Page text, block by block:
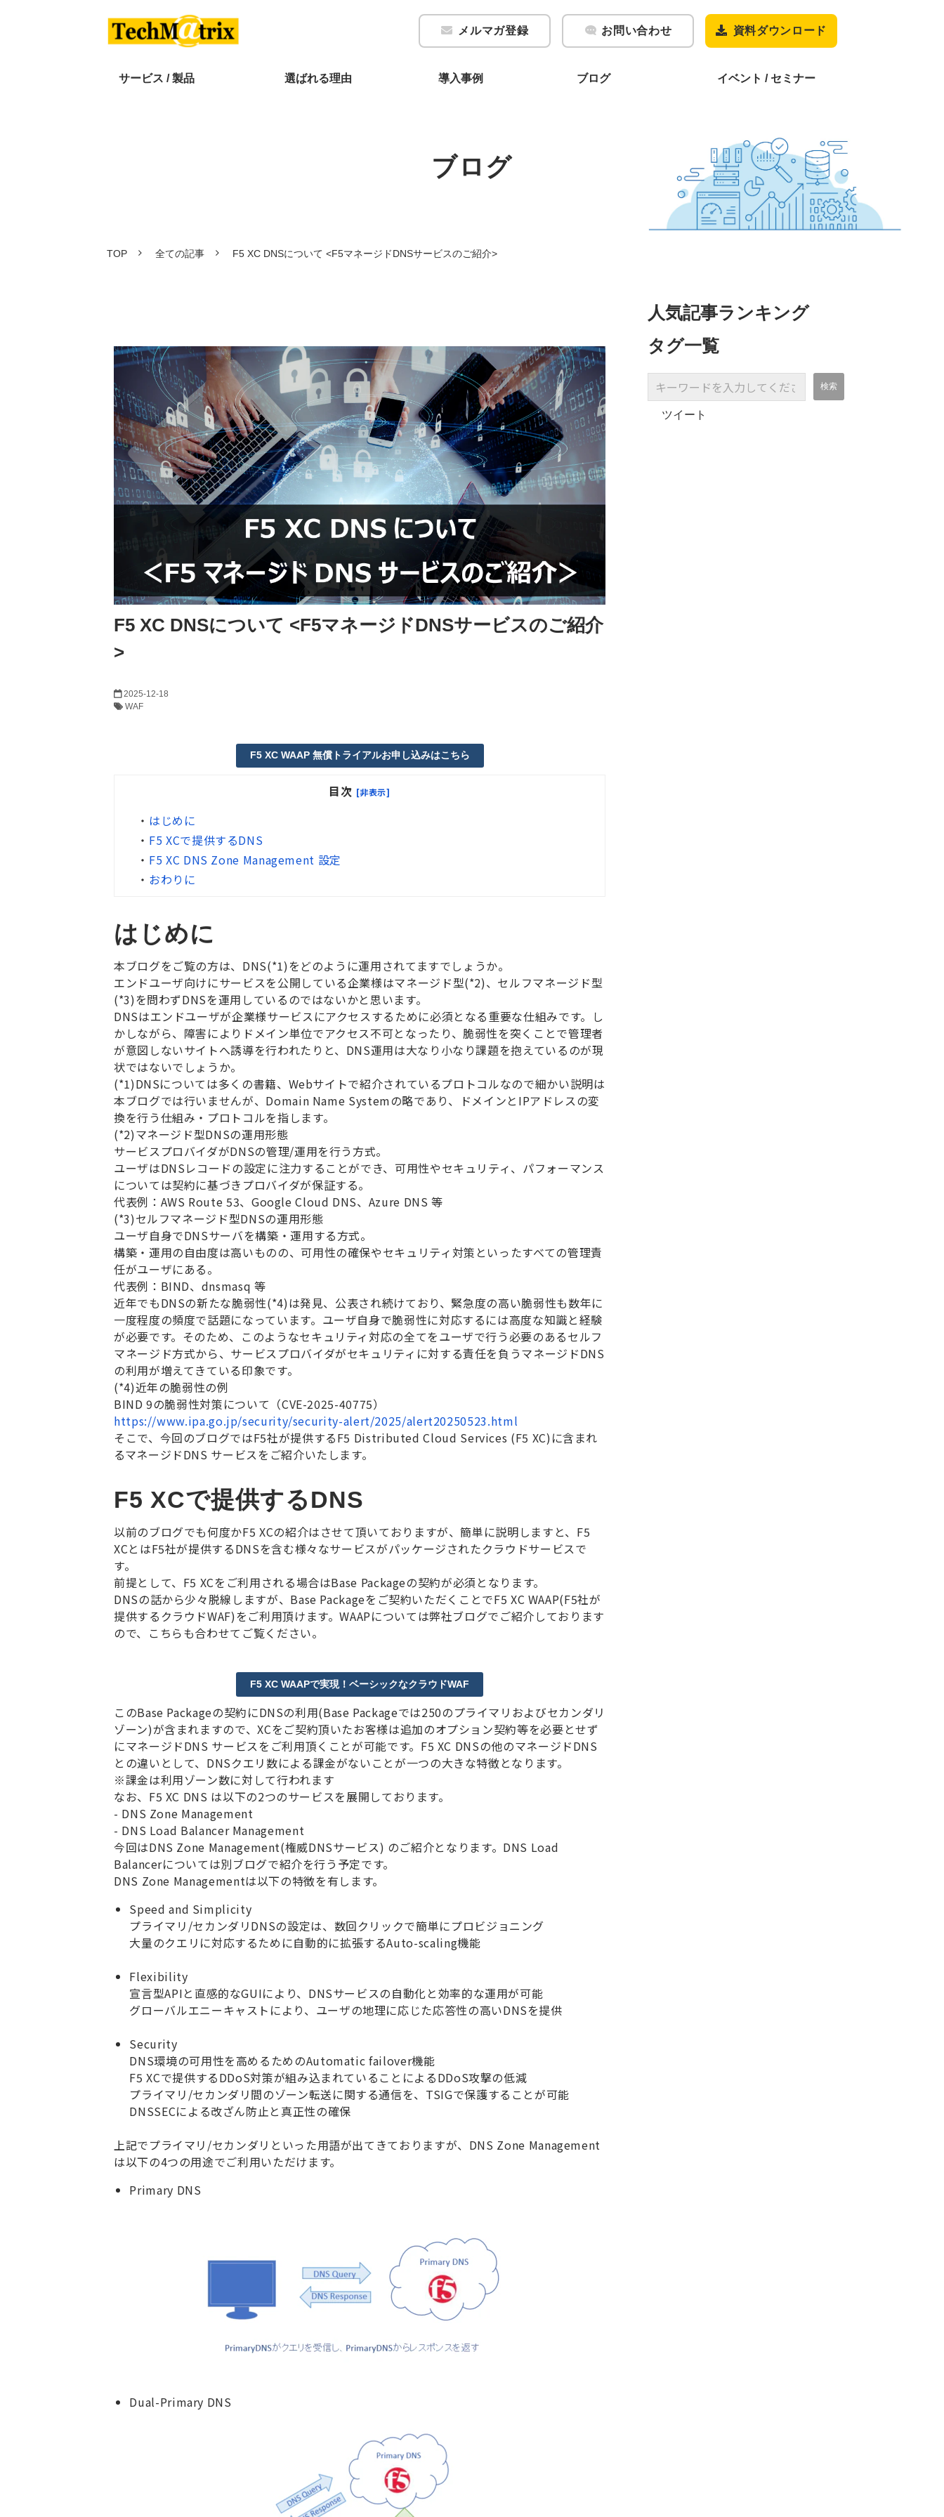
メルマガ登録 お問い合わせ 資料ダウンロード
サービス / 製品 選ばれる理由 導入事例 ブログ イベント / セミナー
ブログ
TOP 全ての記事 F5 XC DNSについて <F5マネージドDNSサービスのご紹介>
F5 XC DNSについて <F5マネージドDNSサービスのご紹介
>
2025-12-18
WAF
F5 XC WAAP 無償トライアルお申し込みはこちら
目次 [非表示]
・ はじめに
・ F5 XCで提供するDNS
・ F5 XC DNS Zone Management 設定
・ おわりに
はじめに
本ブログをご覧の方は、 DNS(*1)をどのように運用されてますでしょうか。
エンドユーザ向けにサービスを公開している企業様はマネージド型(*2)、セルフマネージド型
(*3)を問わずDNSを運用しているのではないかと思います。
DNSはエンドユーザが企業様サービスにアクセスするために必須となる重要な仕組みです。し
かしながら、障害によりドメイン単位でアクセス不可となったり、脆弱性を突くことで管理者
が意図しないサイトへ誘導を行われたりと、 DNS運用は大なり小なり課題を抱えているのが現
状ではないでしょうか。
(*1)DNSについては多くの書籍、 Webサイトで紹介されているプロトコルなので細かい説明は
本ブログでは行いませんが、 Domain Name Systemの略であり、ドメインと IPアドレスの変
換を行う仕組み・プロトコルを指します。
(*2)マネージド型DNSの運用形態
サービスプロバイダがDNSの管理/運用を行う方式。
ユーザはDNSレコードの設定に注力することができ、可用性やセキュリティ、パフォーマンス
については契約に基づきプロバイダが保証する。
代表例： AWS Route 53、 Google Cloud DNS、 Azure DNS等
(*3)セルフマネージド型DNSの運用形態
ユーザ自身でDNSサーバを構築・運用する方式。
構築・運用の自由度は高いものの、可用性の確保やセキュリティ対策といったすべての管理責
任がユーザにある。
代表例： BIND、 dnsmasq 等
近年でもDNSの新たな脆弱性(*4)は発見、公表され続けており、緊急度の高い脆弱性も数年に
一度程度の頻度で話題になっています。ユーザ自身で脆弱性に対応するには高度な知識と経験
が必要です。そのため、このようなセキュリティ対応の全てをユーザで行う必要のあるセルフ
マネージド方式から、サービスプロバイダがセキュリティに対する責任を負うマネージドDNS
の利用が増えてきている印象です。
(*4)近年の脆弱性の例
BIND 9の脆弱性対策について（CVE-2025-40775）
https://www.ipa.go.jp/security/security-alert/2025/alert20250523.html
そこで、今回のブログではF5社が提供するF5 Distributed Cloud Services (F5 XC)に含まれ
るマネージドDNS サービスをご紹介いたします。
F5 XCで提供するDNS
以前のブログでも何度かF5 XCの紹介はさせて頂いておりますが、簡単に説明しますと、 F5
XCとはF5社が提供するDNSを含む様々なサービスがパッケージされたクラウドサービスで
す。
前提として、 F5 XCをご利用される場合はBase Packageの契約が必須となります。
DNSの話から少々脱線しますが、 Base Packageをご契約いただくことでF5 XC WAAP(F5社が
提供するクラウドWAF)をご利用頂けます。WAAPについては弊社ブログでご紹介しております
ので、こちらも合わせてご覧ください。
F5 XC WAAPで実現！ベーシックなクラウドWAF
このBase Packageの契約にDNSの利用(Base Packageでは250のプライマリおよびセカンダリ
ゾーン)が含まれますので、XCをご契約頂いたお客様は追加のオプション契約等を必要とせず
にマネージドDNS サービスをご利用頂くことが可能です。 F5 XC DNSの他のマネージドDNS
との違いとして、 DNSクエリ数による課金がないことが一つの大きな特徴となります。
※課金は利用ゾーン数に対して行われます
なお、 F5 XC DNS は以下の2つのサービスを展開しております。
- DNS Zone Management
- DNS Load Balancer Management
今回はDNS Zone Management(権威DNSサービス) のご紹介となります。 DNS Load
Balancerについては別ブログで紹介を行う予定です。
DNS Zone Managementは以下の特徴を有します。
Speed and Simplicity
プライマリ /セカンダリDNSの設定は、数回クリックで簡単にプロビジョニング
大量のクエリに対応するために自動的に拡張するAuto-scaling機能
Flexibility
宣言型APIと直感的なGUIにより、 DNSサービスの自動化と効率的な運用が可能
グローバルエニーキャストにより、ユーザの地理に応じた応答性の高いDNSを提供
Security
DNS環境の可用性を高めるためのAutomatic failover機能
F5 XCで提供するDDoS対策が組み込まれていることによるDDoS攻撃の低減
プライマリ /セカンダリ間のゾーン転送に関する通信を、 TSIGで保護することが可能
DNSSECによる改ざん防止と真正性の確保
上記でプライマリ /セカンダリといった用語が出てきておりますが、 DNS Zone Management
は以下の4つの用途でご利用いただけます。
Primary DNS
Dual-Primary DNS
人気記事ランキング
タグ一覧
ツイート